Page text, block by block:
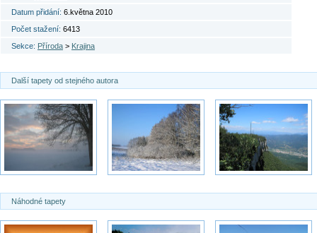
Datum přidání: 6.května 2010
Počet stažení: 6413
Sekce: Příroda > Krajina
Další tapety od stejného autora
Náhodné tapety